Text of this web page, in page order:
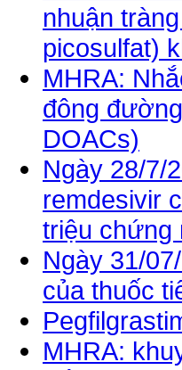
nhuận
picosulfat)
MHRA:
đông
DOACs)
Ngày 28/7/
remdesivir
triệu chứng
Ngày 31/
của thuốc
MHRA: